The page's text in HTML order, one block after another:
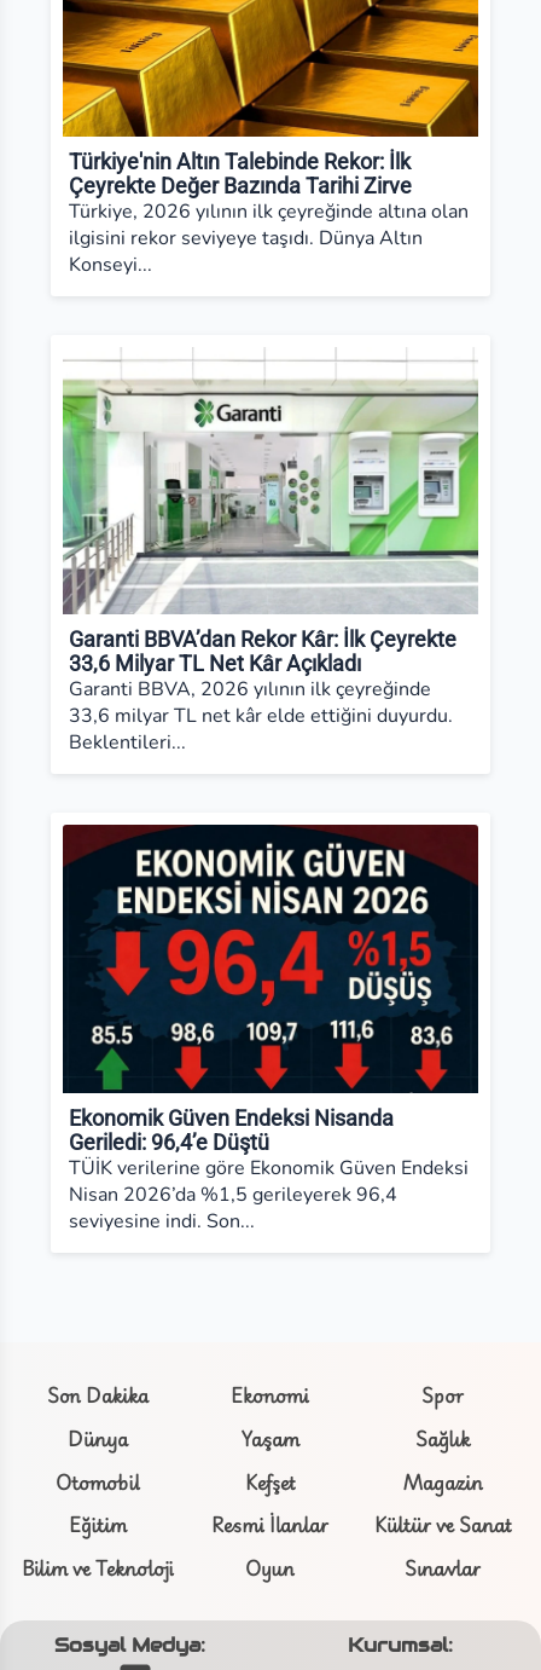
Türkiye'nin Altın Talebinde Rekor: İlk
Çeyrekte Değer Bazında Tarihi Zirve
Türkiye, 2026 yılının ilk çeyreğinde altına olan
ilgisini rekor seviyeye taşıdı. Dünya Altın
Konseyi...
Garanti BBVA’dan Rekor Kâr: İlk Çeyrekte
33,6 Milyar TL Net Kâr Açıkladı
Garanti BBVA, 2026 yılının ilk çeyreğinde
33,6 milyar TL net kâr elde ettiğini duyurdu.
Beklentileri...
Ekonomik Güven Endeksi Nisanda
Geriledi: 96,4’e Düştü
TÜİK verilerine göre Ekonomik Güven Endeksi
Nisan 2026’da %1,5 gerileyerek 96,4
seviyesine indi. Son...
Son Dakika Ekonomi
Spor
Dünya
Yaşam
Sağlık
Otomobil
Kefşet
Magazin
Eğitim
Resmi İlanlar
Kültür ve Sanat
Bilim ve Teknoloji
Oyun Sınavlar
Sosyal Medya: Kurumsal: